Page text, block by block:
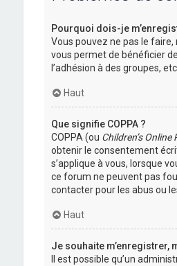
Pourquoi dois-je
Vous pouvez ne pas le
vous permet de bénéficier
l’adhésion à des groupes,
Haut
Que signifie COPPA ?
COPPA (ou Children’s
obtenir le consentement
s’applique à vous, lorsque
ce forum ne peuvent pas
contacter pour les abus ou
Haut
Je souhaite m’enregistrer,
Il est possible qu’un